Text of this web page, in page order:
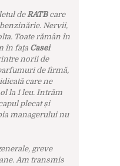
deRATBcare
Nervii,
Toate rămân în
în fața Casei
norii de
de firmă,
care ne
la 1 leu. Intrăm
plecat și
managerului nu
greve
Am transmis